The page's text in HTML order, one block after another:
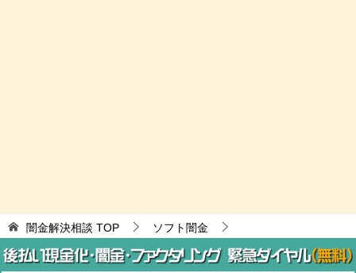
闇金解決相談 TOP
ソフト闇金
イージスはソフト闇金